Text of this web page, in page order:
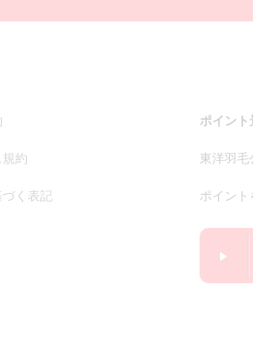
約
く表記
ポイン
東洋羽毛
ポイント